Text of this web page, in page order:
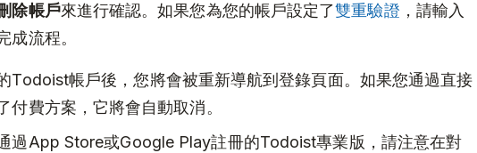
除帳戶來進行確認。如果您為您的帳戶設定了雙重驗證 ，請輸入
成流程。
Todoist帳戶後，您將會被重新導航到登錄頁面。如果您通過直接
付費方案，它將會自動取消。
過App Store或Google Play註冊的Todoist專業版，請注意在對